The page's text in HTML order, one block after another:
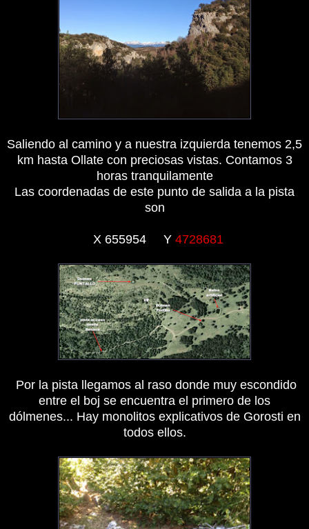
Saliendo al camino y a nuestra izquierda tenemos 2,5
km hasta Ollate con preciosas vistas. Contamos 3
horas tranquilamente
Las coordenadas de este punto de salida a la pista
son
X 655954 Y 4728681
Por la pista llegamos al raso donde muy escondido
entre el boj se encuentra el primero de los
dólmenes... Hay monolitos explicativos de Gorosti en
todos ellos.